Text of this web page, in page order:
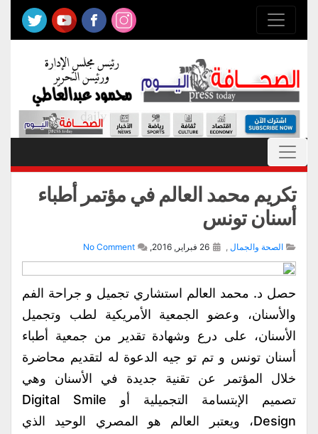
تكريم محمد العالم في مؤتمر أطباء
أسنان تونس
الصحة والجمال ,
No Comment
حصل د. محمد العالم استشاري تجميل و جراحة الفم
والأسنان، وعضو الجمعية الأمريكية لطب وتجميل
الأسنان، على درع وشهادة تقدير من جمعية أطباء
أسنان تونس و تم تو جيه الدعوة له لتقديم محاضرة
خلال المؤتمر عن تقنية جديدة في الأسنان وهي
تصميم الإبتسامة التجميلية أو Digital Smile
Design، ويعتبر العالم هو المصري الوحيد الذي